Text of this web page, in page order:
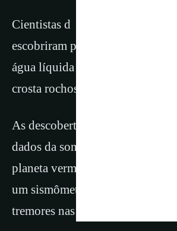
Cientistas d
escobriram pela primeira vez um
água líquida em Marte, nas
crosta rochosa mais externa do
As descobertas vêm de uma nova
dados da sonda Insight, da Nasa,
planeta vermelho em 2018. A
um sismômetro, que registrou
tremores nas profundezas de